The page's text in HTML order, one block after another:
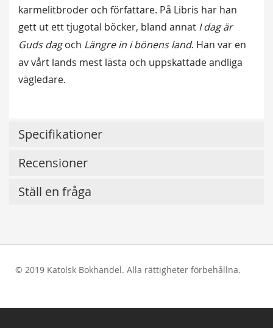
karmelitbroder och författare. På Libris har han
gett ut ett tjugotal böcker, bland annat I dag är
Guds dagoch Längre in i bönens land. Han var en
av vårt lands mest lästa och uppskattade andliga
vägledare.
Specifikationer
Recensioner
Ställ en fråga
© 2019 Katolsk Bokhandel. Alla rättigheter förbehållna.